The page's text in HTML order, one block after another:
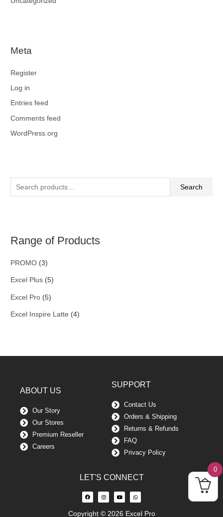
Meta
Register
Log in
Entries feed
Comments feed
WordPress.org
Search
Range of Products
PROMO (3)
Excel Plus (5)
Excel Pro (5)
Excel Inspire Latte (4)
ABOUT US
Our Story
Our Stores
Premium Reseller
Careers
SUPPORT
Contact Us
Orders & Shipping
Returns & Refunds
FAQ
Privacy Policy
LET'S CONNECT
Copyright © 2026 Excel Pro
0